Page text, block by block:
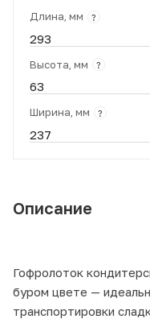
Длина, мм ?
293
Высота, мм ?
63
Ширина, мм ?
237
Описание
Гофролоток
буром цвете —
транспортировки